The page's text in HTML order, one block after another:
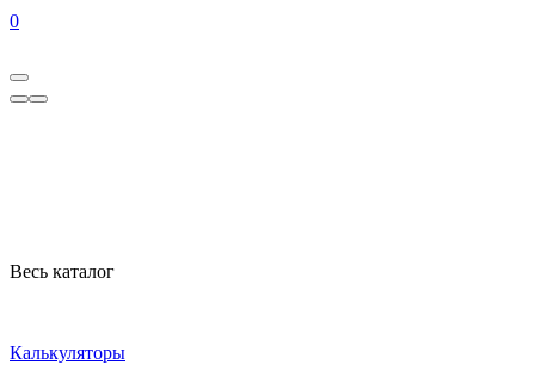
0
Весь каталог
Калькуляторы